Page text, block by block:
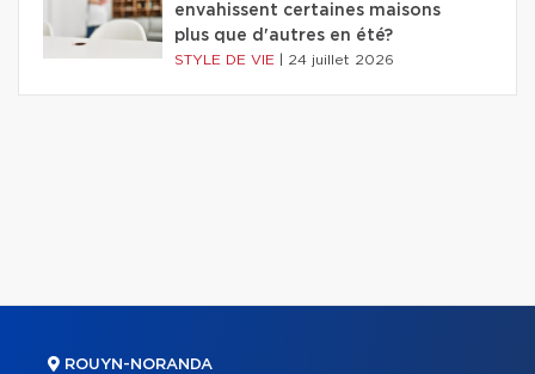
envahissent certaines maisons
plus que d'autres en été?
STYLE DE VIE 24 juillet 2026
ROUYN-NORANDA